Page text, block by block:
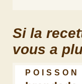
Si la
vous a
POISSON